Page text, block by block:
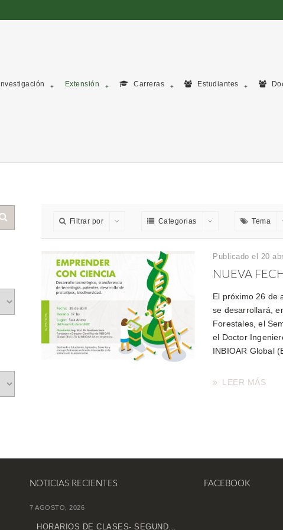
Investigación Extensión Carreras Estudiantes
Filtrar por Categorias Tema
Publicado el 20
NUEVA
El próximo 26 de
se desarrollará,
Forestales, el
el Doctor
INBIOAR Global
LEER MÁS
NOTICIAS RECIENTES
7 AGOSTO, 2026
HORARIOS DE CLASES- SEGUND...
FACEBOOK